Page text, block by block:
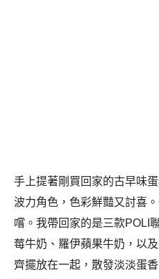
手上提著剛買回家的古早味
波力角色，色彩鮮豔又討喜
嚐。我帶回家的是三款POLI
莓牛奶、羅伊蘋果牛奶，以
齊擺放在一起，散發淡淡蛋